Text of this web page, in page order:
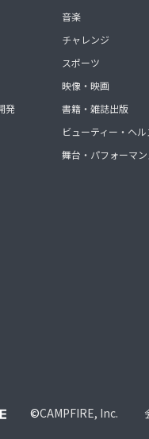
発
音楽
チャレンジ
スポーツ
映像・映画
書籍・雑誌出版
ビューティー・ヘ
舞台・パフォーマン
©CAMPFIRE, Inc.